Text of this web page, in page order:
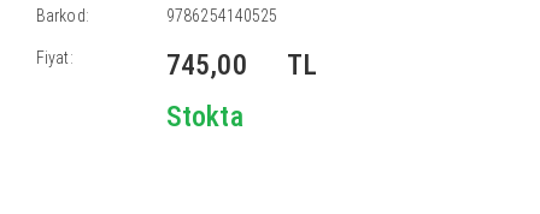
Barkod:
9786254140525
Fiyat: 745,00
TL
Stokta